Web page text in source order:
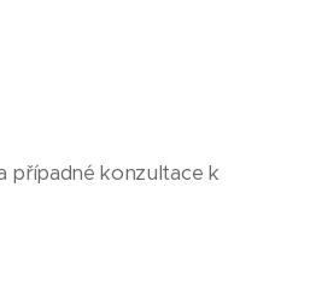
případné konzultace k